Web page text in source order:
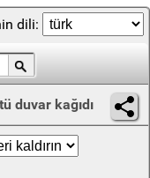
dili:
duvar kağıdı